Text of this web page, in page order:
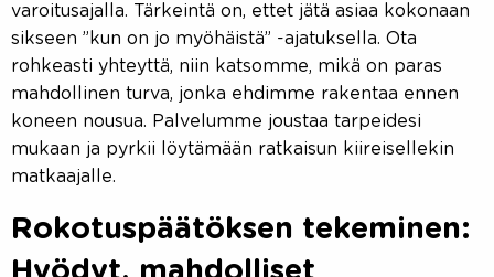
varoitusajalla. Tärkeintä on, ettet jätä asiaa kokonaan
sikseen ”kun on jo myöhäistä” -ajatuksella. Ota
rohkeasti yhteyttä, niin katsomme, mikä on paras
mahdollinen turva, jonka ehdimme rakentaa ennen
koneen nousua. Palvelumme joustaa tarpeidesi
mukaan ja pyrkii löytämään ratkaisun kiireisellekin
matkaajalle.
Rokotuspäätöksen tekeminen:
Hyödyt, mahdolliset